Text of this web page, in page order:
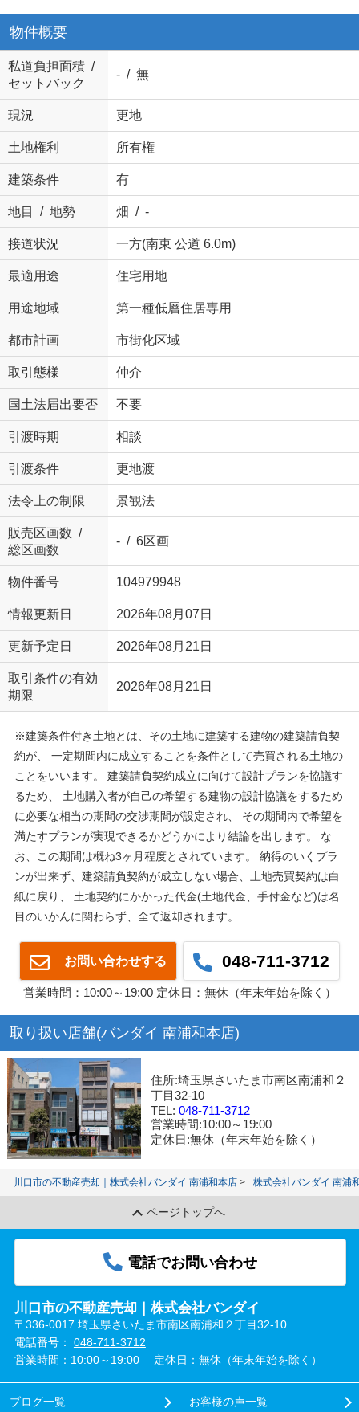
物件概要
私道負担面積 /
セットバック
- / 無
現況 更地
土地権利 所有権
建築条件 有
地目 / 地勢 畑 / -
接道状況 一方(南東 公道 6.0m)
最適用途 住宅用地
用途地域 第一種低層住居専用
都市計画 市街化区域
取引態様 仲介
国土法届出要否 不要
引渡時期 相談
引渡条件 更地渡
法令上の制限 景観法
販売区画数 /
総区画数
- / 6区画
物件番号 104979948
情報更新日 2026年08月07日
更新予定日 2026年08月21日
取引条件の有効
期限
2026年08月21日
※建築条件付き土地とは、その土地に建築する建物の建築請負契
約が、 一定期間内に成立することを条件として売買される土地の
ことをいいます。 建築請負契約成立に向けて設計プランを協議す
るため、 土地購入者が自己の希望する建物の設計協議をするため
に必要な相当の期間の交渉期間が設定され、 その期間内で希望を
満たすプランが実現できるかどうかにより結論を出します。 な
お、この期間は概ね3ヶ月程度とされています。 納得のいくプラ
ンが出来ず、建築請負契約が成立しない場合、土地売買契約は白
紙に戻り、 土地契約にかかった代金(土地代金、手付金など)は名
目のいかんに関わらず、全て返却されます。
お問い合わせする 048-711-3712
営業時間：10:00～19:00 定休日：無休（年末年始を除く）
取り扱い店舗(バンダイ 南浦和本店)
住所:埼玉県さいたま市南区南浦和２
丁目32-10
TEL:048-711-3712
営業時間:10:00～19:00
定休日:無休（年末年始を除く）
川口市の不動産売却｜株式会社バンダイ 南浦和本店 株式会社バンダイ 南浦
ページトップへ
電話でお問い合わせ
川口市の不動産売却｜株式会社バンダイ
〒336-0017 埼玉県さいたま市南区南浦和２丁目32-10
電話番号： 048-711-3712
営業時間：10:00～19:00
定休日：無休（年末年始を除く）
ブログ一覧 お客様の声一覧